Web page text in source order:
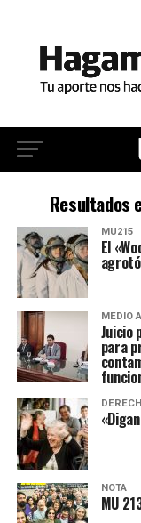
Resultados
MU215
El
MEDIO
Juicio
para
NOTA
MU